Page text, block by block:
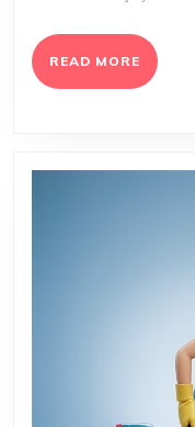
READ MORE READ
MORE